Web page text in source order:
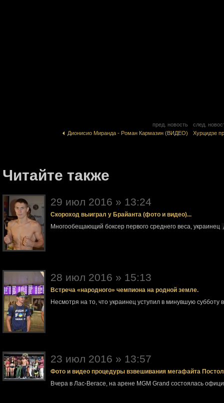
пред. новость
Дионисио Миранда - Роман Кармазин (ВИДЕО)
след.
Хурцидзе
Читайте также
29 июл 2016 » 13:24
Скороход выиграл у Брайанта (фото и видео)...
Многообещающий боксер первого среднего веса, украинец
28 июл 2016 » 15:13
Встреча «народного» чемпиона на родной земле.
Несмотря на то, что украинец уступил в минувшую субботу
23 июл 2016 » 13:57
Фото и видео процедуры взвешивания мегафайта
Вчера в Лас-Вегасе, на арене MGM Grand состоялась